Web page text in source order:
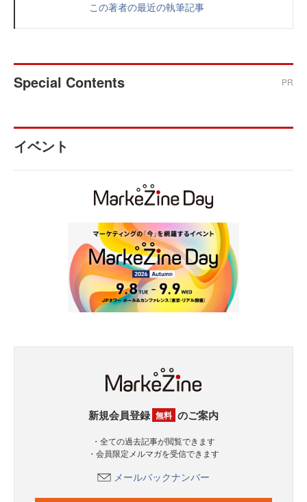
この著者の最近の執筆記事
Special Contents PR
イベント
新規会員登録 無料 のご案内
・全ての過去記事が閲覧できます
・会員限定メルマガを受信できます
メールバックナンバー